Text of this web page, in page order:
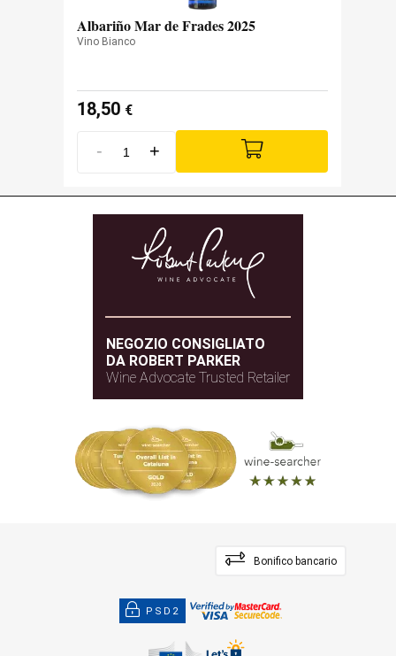
Albariño Mar de Frades 2025
Vino Bianco
18,50 €
- +
NEGOZIO CONSIGLIATO
DA ROBERT PARKER
Wine Advocate Trusted Retailer
Bonifico bancario
PSD2